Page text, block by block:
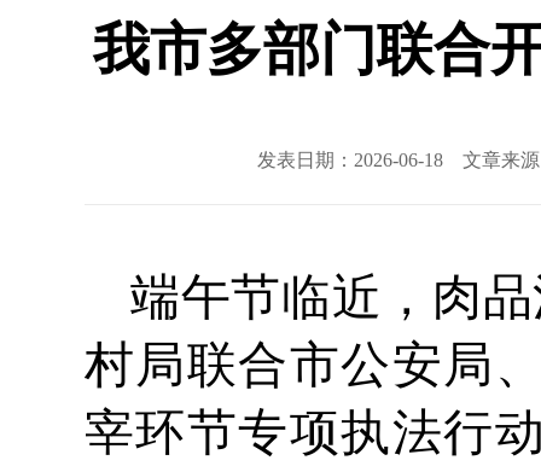
我市多部门联合
发表日期：2026-06-18 文章来
端午节临近，肉
村局联合市公安局
宰环节专项执法行